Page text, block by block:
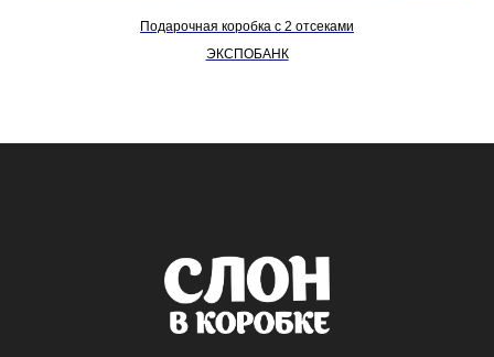
Подарочная коробка с 2 отсеками
ЭКСПОБАНК